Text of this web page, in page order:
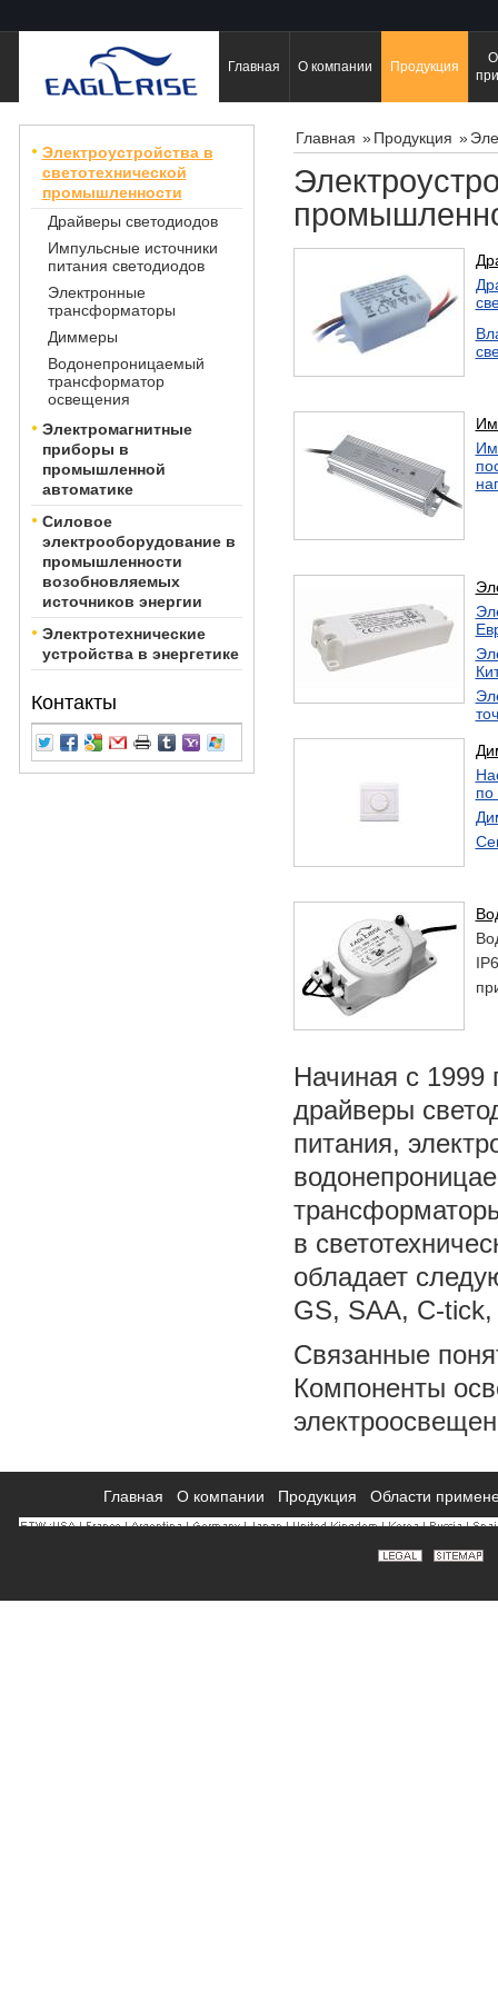
Главная О компании Продукция
Электроустройства в
светотехнической
промышленности
Драйверы светодиодов
Импульсные источники
питания светодиодов
Электронные
трансформаторы
Диммеры
Водонепроницаемый
трансформатор
освещения
Электромагнитные
приборы в
промышленной
автоматике
Силовое
электрооборудование в
промышленности
возобновляемых
источников энергии
Электротехнические
устройства в энергетике
Контакты
Главная » Продукция »
по
Начиная с 1999
драйверы
питания,
в
обладает
GS, SAA, C-tick,
Связанные
Компоненты
Главная О компании Продукция Области